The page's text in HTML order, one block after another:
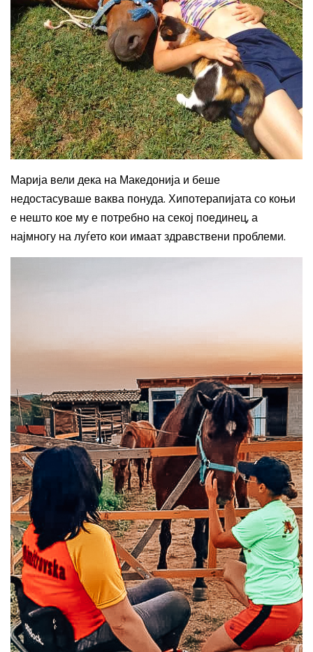
Марија вели дека на Македонија и беше
недостасуваше ваква понуда. Хипотерапијата со коњи
е нешто кое му е потребно на секој поединец, а
најмногу на луѓето кои имаат здравствени проблеми.